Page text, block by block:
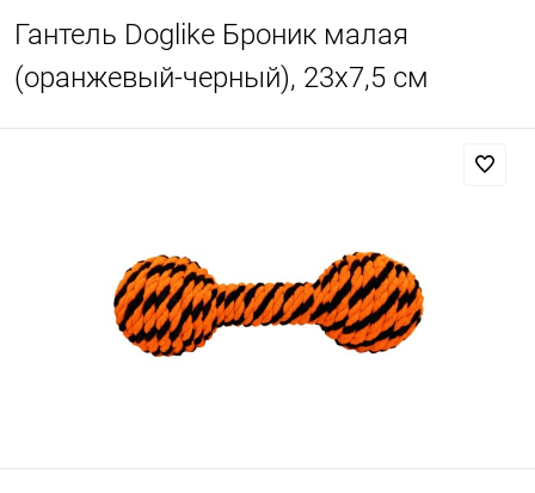
Гантель Doglike Броник малая
(оранжевый-черный), 23х7,5 см